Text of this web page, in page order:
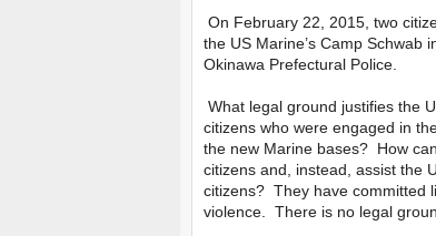
On February 22, 2015, two
the US Marine’s Camp Schwab
Okinawa Prefectural Police.
What legal ground justifies the
citizens who were engaged in
the new Marine bases? How
citizens and, instead, assist the
citizens? They have committed
violence. There is no legal